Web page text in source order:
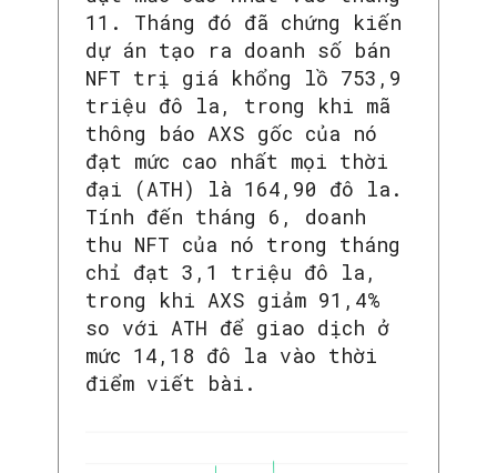
11. Tháng đó đã chứng kiến
dự án tạo ra doanh số bán
NFT trị giá khổng lồ 753,9
triệu đô la, trong khi mã
thông báo AXS gốc của nó
đạt mức cao nhất mọi thời
đại (ATH) là 164,90 đô la.
Tính đến tháng 6, doanh
thu NFT của nó trong tháng
chỉ đạt 3,1 triệu đô la,
trong khi AXS giảm 91,4%
so với ATH để giao dịch ở
mức 14,18 đô la vào thời
điểm viết bài.